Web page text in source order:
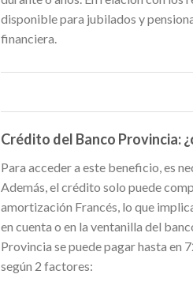
disponible para jubilados y
financiera.
Crédito del Banco Provincia:
Para acceder a este beneficio, es
Además, el crédito solo puede
amortización Francés, lo que
en cuenta o en la ventanilla del
Provincia se puede pagar hasta en
según 2 factores: